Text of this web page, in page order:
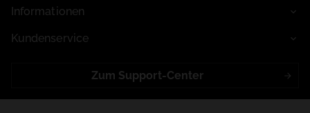
Informationen
Kundenservice
Zum Support-Center